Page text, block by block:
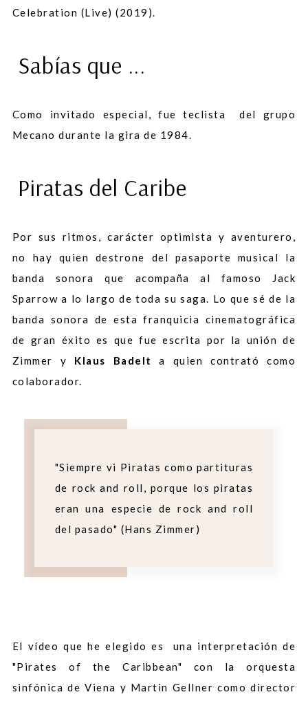
Celebration (Live) (2019).
Sabías que ...
Como invitado especial, fue teclista del grupo
Mecano durante la gira de 1984.
Piratas del Caribe
Por sus ritmos, carácter optimista y aventurero,
no hay quien destrone del pasaporte musical la
banda sonora que acompaña al famoso Jack
Sparrow a lo largo de toda su saga. Lo que sé de la
banda sonora de esta franquicia cinematográfica
de gran éxito es que fue escrita por la unión de
Zimmer y Klaus Badelt
a quien contrató como
colaborador.
"Siempre vi Piratas como partituras
de rock and roll, porque los piratas
eran una especie de rock and roll
del pasado" (Hans Zimmer)
El vídeo que he elegido es una interpretación de
"Pirates of the Caribbean" con la orquesta
sinfónica de Viena y Martin Gellner como director